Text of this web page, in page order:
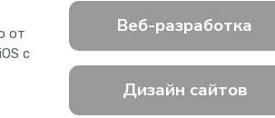
от
с
Веб-разработка
Дизайн сайтов